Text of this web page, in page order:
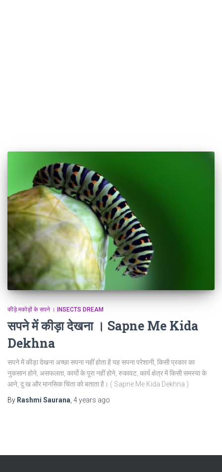
कीड़े मकोड़ों के सपने । INSECTS DREAM
सपने में कीड़ा देखना । Sapne Me Kida
Dekhna
सपने में कीड़ा देखना अच्छा सपना नहीं होता है यह सपना परेशानी, किसी प्रकार का
नुकसान होने, असफलता, कार्यो के पूरा नहीं होने, रुकावट, कार्य क्षेत्र में किसी समस्या के
आने, दु:ख और मानसिक चिंता को बताता है। ( Sapne Me Kida Dekhna )
By Rashmi Saurana 4 years ago